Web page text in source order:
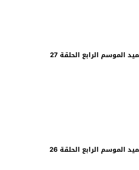
الرابع الحلقة 27
الرابع الحلقة 26